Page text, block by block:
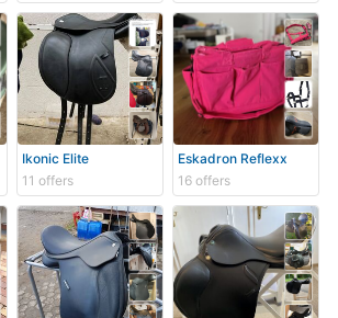
Ikonic Elite
11 offers
Eskadron Reflexx
16 offers